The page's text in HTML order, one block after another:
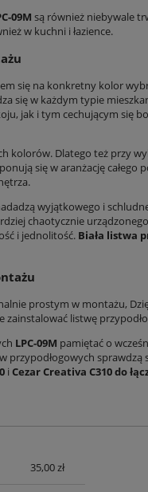
Marmuru Crema Marfil
169,00 zł
09M są również niebywale
w kuchni i łazience.
się na konkretny kolor
się w każdym typie
jak i tym cechującym się
kolorów. Dlatego też przy
się w aranżację całego
wyjątkowego i
chaotycznie
i jednolitość. Biała listwa
prostym w montażu,
listwę
LPC-09M pamiętać o
przypodłogowych
i Cezar Creativa C310 do
35,00 zł